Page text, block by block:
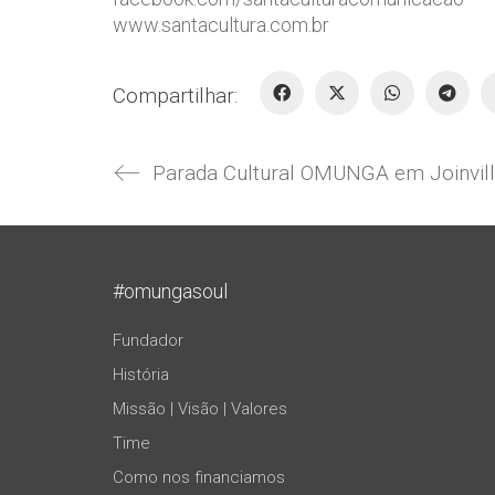
www.santacultura.com.br
Compartilhar:
Parada Cultural OMUNGA em
#omungasoul
Fundador
História
Missão | Visão | Valores
Time
Como nos financiamos